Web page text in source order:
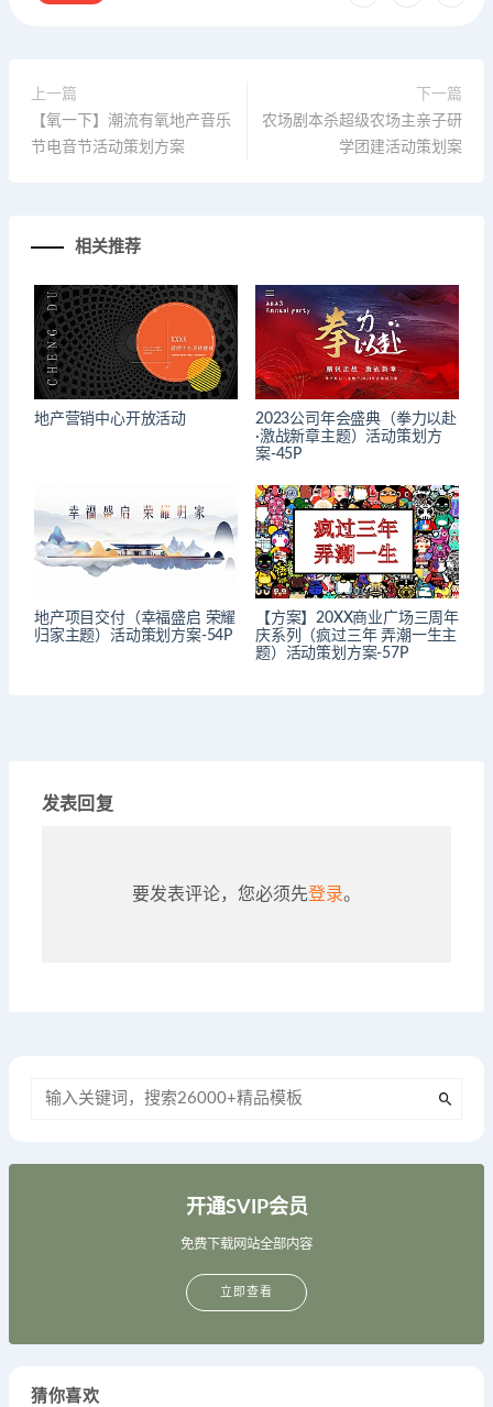
上一篇
【氧一下】潮流有氧地产音乐
节电音节活动策划方案
下一篇
农场剧本杀超级农场主亲子研
学团建活动策划案
相关推荐
地产营销中心开放活动
2023公司年会盛典（拳力以赴
·激战新章主题）活动策划方
案-45P
地产项目交付（幸福盛启 荣耀
归家主题）活动策划方案-54P
【方案】20XX商业广场三周年
庆系列（疯过三年 弄潮一生主
题）活动策划方案-57P
发表回复
要发表评论，您必须先登录。
开通SVIP会员
免费下载网站全部内容
立即查看
猜你喜欢